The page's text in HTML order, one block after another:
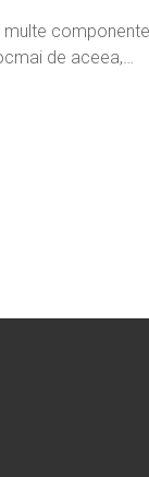
multe
de aceea,…